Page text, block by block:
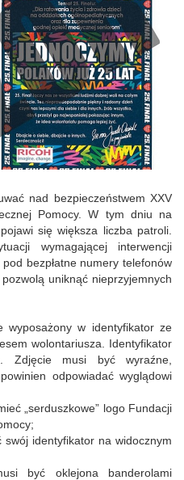
nad bezpieczeństwem XXV
Pomocy. W tym dniu na
się większa liczba patroli.
wymagającej interwencji
bezpłatne numery telefonów
uniknąć nieprzyjemnych
wyposażony w identyfikator ze
wolontariusza. Identyfikator
Zdjęcie musi być wyraźne,
odpowiadać wyglądowi
„serduszkowe” logo Fundacji
identyfikator na widocznym
być oklejona banderolami